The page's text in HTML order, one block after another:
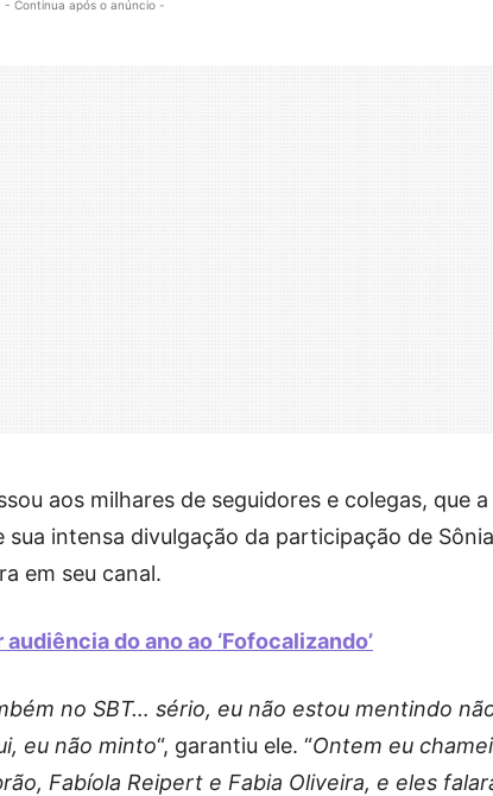
- Continua após o anúncio -
aos milhares de seguidores e colegas, que a
intensa divulgação da participação de Sônia
em seu canal.
do ano ao ‘Fofocalizando’
no SBT… sério, eu não estou mentindo
eu não minto“, garantiu ele. “Ontem eu chamei
Fabíola Reipert e Fabia Oliveira, e eles